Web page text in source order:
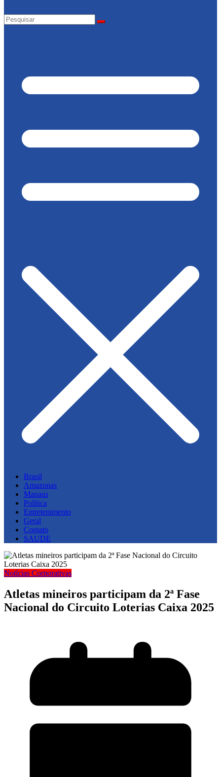
Brasil
Amazonas
Manaus
Política
Entretenimento
Geral
Contato
SAUDE
Notícias Corporativas
Atletas mineiros participam da 2ª Fase
Nacional do Circuito Loterias Caixa 2025